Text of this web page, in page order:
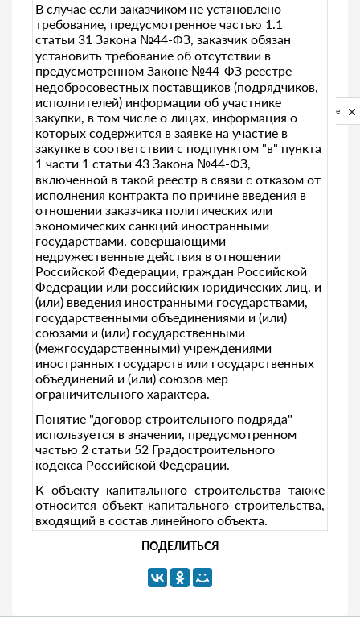
В случае если заказчиком не установлено
требование, предусмотренное частью 1.1
статьи 31 Закона №44-ФЗ, заказчик обязан
установить требование об отсутствии в
предусмотренном Законе №44-ФЗ реестре
недобросовестных поставщиков (подрядчиков,
исполнителей) информации об участнике
закупки, в том числе о лицах, информация о
которых содержится в заявке на участие в
закупке в соответствии с подпунктом "в" пункта
1 части 1 статьи 43 Закона №44-ФЗ,
включенной в такой реестр в связи с отказом от
исполнения контракта по причине введения в
отношении заказчика политических или
экономических санкций иностранными
государствами, совершающими
недружественные действия в отношении
Российской Федерации, граждан Российской
Федерации или российских юридических лиц, и
(или) введения иностранными государствами,
государственными объединениями и (или)
союзами и (или) государственными
(межгосударственными) учреждениями
иностранных государств или государственных
объединений и (или) союзов мер
ограничительного характера.
Понятие "договор строительного подряда"
используется в значении, предусмотренном
частью 2 статьи 52 Градостроительного
кодекса Российской Федерации.
К объекту капитального строительства также
относится объект капитального строительства,
входящий в состав линейного объекта.
ПОДЕЛИТЬСЯ
Privacy notice